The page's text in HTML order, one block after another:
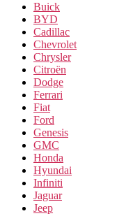
Buick
BYD
Cadillac
Chevrolet
Chrysler
Citroën
Dodge
Ferrari
Fiat
Ford
Genesis
GMC
Honda
Hyundai
Infiniti
Jaguar
Jeep